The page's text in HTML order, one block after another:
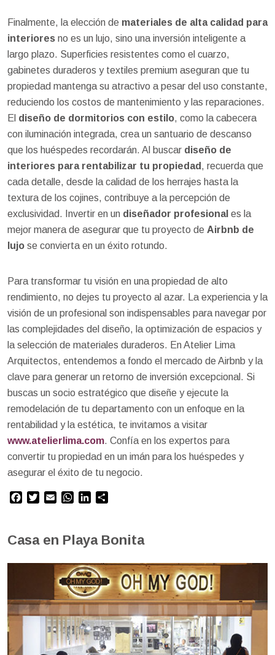
Finalmente, la elección de materiales de alta calidad para
interiores no es un lujo, sino una inversión inteligente a
largo plazo. Superficies resistentes como el cuarzo,
gabinetes duraderos y textiles premium aseguran que tu
propiedad mantenga su atractivo a pesar del uso constante,
reduciendo los costos de mantenimiento y las reparaciones.
El diseño de dormitorios con estilo, como la cabecera
con iluminación integrada, crea un santuario de descanso
que los huéspedes recordarán. Al buscar diseño de
interiores para rentabilizar tu propiedad , recuerda que
cada detalle, desde la calidad de los herrajes hasta la
textura de los cojines, contribuye a la percepción de
exclusividad. Invertir en un diseñador profesional es la
mejor manera de asegurar que tu proyecto de Airbnb de
lujo se convierta en un éxito rotundo.
Para transformar tu visión en una propiedad de alto
rendimiento, no dejes tu proyecto al azar. La experiencia y la
visión de un profesional son indispensables para navegar por
las complejidades del diseño, la optimización de espacios y
la selección de materiales duraderos. En Atelier Lima
Arquitectos, entendemos a fondo el mercado de Airbnb y la
clave para generar un retorno de inversión excepcional. Si
buscas un socio estratégico que diseñe y ejecute la
remodelación de tu departamento con un enfoque en la
rentabilidad y la estética, te invitamos a visitar
www.atelierlima.com. Confía en los expertos para
convertir tu propiedad en un imán para los huéspedes y
asegurar el éxito de tu negocio.
Facebook
TwitterEmailWhatsApp
LinkedIn
Casa en Playa Bonita